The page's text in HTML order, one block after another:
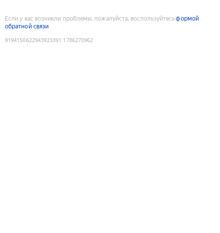
Если у вас возникли проблемы, пожалуйста, воспользуйтесьформой
обратной связи
9194150622943923391 :1786270962